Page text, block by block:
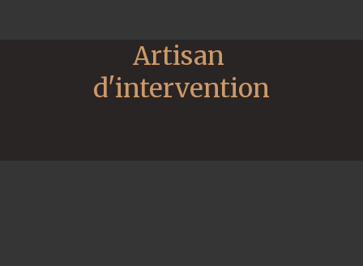
Artisan
d'intervention